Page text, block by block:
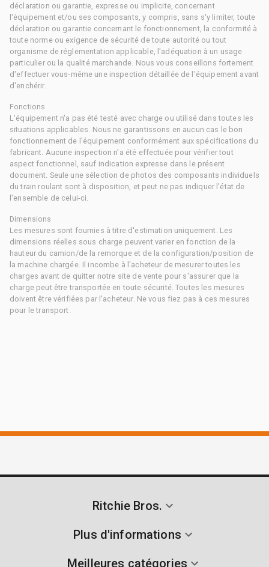
déclaration ou garantie, expresse ou implicite, concernant
l'équipement et/ou ses composants, y compris, sans s'y limiter, toute
déclaration ou garantie concernant le fonctionnement, la conformité à
toute norme ou exigence de sécurité de toute autorité ou tout
organisme de réglementation applicable, l'adéquation à un usage
particulier ou la qualité marchande. Nous vous conseillons fortement
d'effectuer vous-même une inspection détaillée de l'équipement avant
d'enchérir.
Fonctions
L'équipement n'a pas été testé avec charge ou utilisé dans toutes les
situations applicables. Nous ne garantissons en aucun cas le bon
fonctionnement de l'équipement conformément aux spécifications du
fabricant. Aucune inspection n'a été effectuée pour vérifier tout
aspect fonctionnel, sauf indication expresse dans le présent
document. Seule une sélection de photos des composants individuels
du train roulant sont à disposition, et peut ne pas indiquer l'état de
l'ensemble de celui-ci.
Dimensions
Les mesures sont fournies à titre d'estimation uniquement. Les
dimensions réelles sous charge peuvent varier en fonction de la
hauteur du camion/de la remorque et de la configuration/position de
la machine chargée. Il incombe à l'acheteur de mesurer toutes les
charges avant de quitter notre site de vente pour s'assurer que la
charge peut être transportée en toute sécurité. Toutes les mesures
doivent être vérifiées par l'acheteur. Ne vous fiez pas à ces mesures
pour le transport.
Ritchie Bros.
Plus d'informations
Meilleures catégories